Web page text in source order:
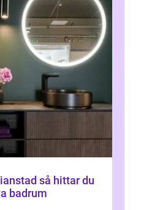
hittar du
badrum